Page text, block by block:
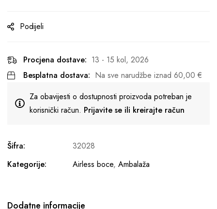
Podijeli
Procjena dostave: 13 - 15 kol, 2026
Besplatna dostava: Na sve narudžbe iznad 60,00 €
Za obavijesti o dostupnosti proizvoda potreban je
korisnički račun. Prijavite se ili kreirajte račun
Šifra:
32028
Kategorije:
Airless boce, Ambalaža
Dodatne informacije